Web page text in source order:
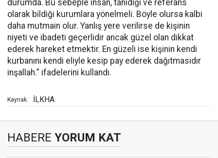
durumda. Bu sebeple insan, tanıdığı ve referans
olarak bildiği kurumlara yönelmeli. Böyle olursa kalbi
daha mutmain olur. Yanlış yere verilirse de kişinin
niyeti ve ibadeti geçerlidir ancak güzel olan dikkat
ederek hareket etmektir. En güzeli ise kişinin kendi
kurbanını kendi eliyle kesip pay ederek dağıtmasıdır
inşallah.” ifadelerini kullandı.
Kaynak: İLKHA
HABERE YORUM KAT